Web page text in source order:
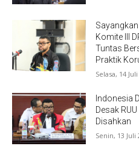
Komite III
Tuntas
Praktik
Selasa, 14
Indonesia
Desak
Disahkan
Senin, 13 Juli